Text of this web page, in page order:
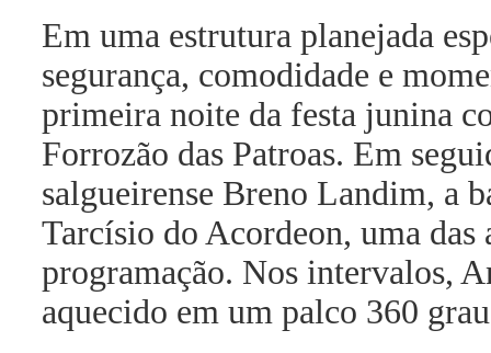
Em uma estrutura planejada
segurança, comodidade e
primeira noite da festa junina
Forrozão das Patroas. Em
salgueirense Breno Landim, a
Tarcísio do Acordeon, uma das
programação. Nos intervalos,
aquecido em um palco 360